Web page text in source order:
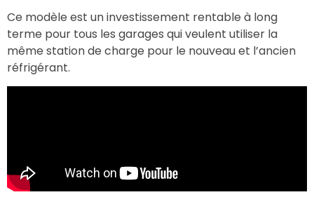
Ce modèle est un investissement rentable à long
terme pour tous les garages qui veulent utiliser la
même station de charge pour le nouveau et l’ancien
réfrigérant.